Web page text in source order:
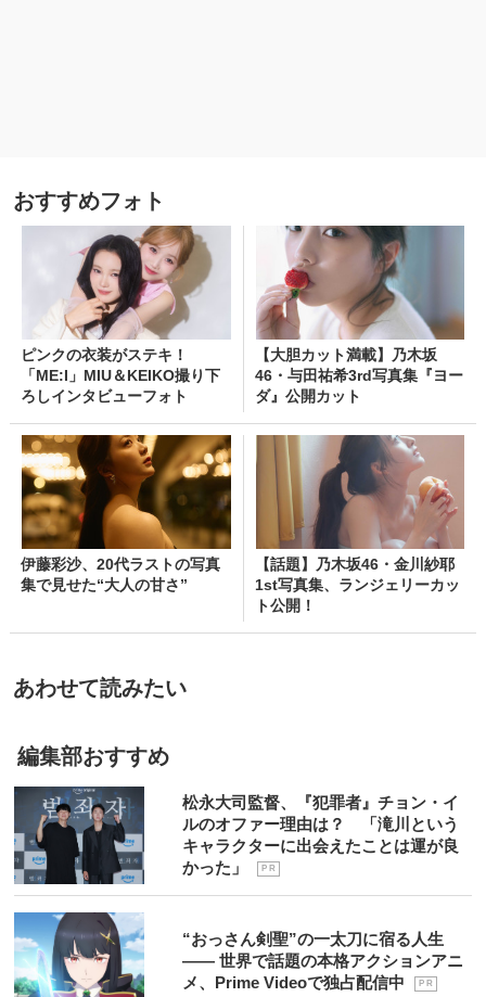
おすすめフォト
ピンクの衣装がステキ！
「ME:I」MIU＆KEIKO撮り下
ろしインタビューフォト
【大胆カット満載】乃木坂
46・与田祐希3rd写真集『ヨー
ダ』公開カット
伊藤彩沙、20代ラストの写真
集で見せた“大人の甘さ”
【話題】乃木坂46・金川紗耶
1st写真集、ランジェリーカッ
ト公開！
あわせて読みたい
編集部おすすめ
松永大司監督、『犯罪者』チョン・イ
ルのオファー理由は？ 「滝川という
キャラクターに出会えたことは運が良
かった」
P R
“おっさん剣聖”の一太刀に宿る人生
―― 世界で話題の本格アクションアニ
メ、Prime Videoで独占配信中
P R